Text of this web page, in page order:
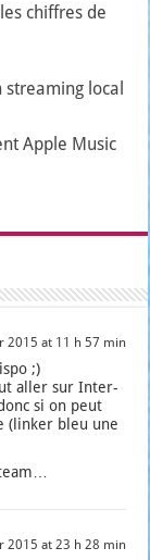
chiffres de
local
Apple Music
2015 at 11 h 57 min
;)
aller sur Inter­
si on peut
(lin­ker bleu une
2015 at 23 h 28 min